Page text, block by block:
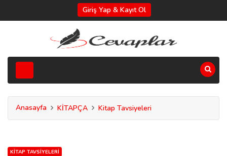
Giriş Yap & Kayıt Ol
Anasayfa KİTAPÇA Kitap Tavsiyeleri
KITAP TAVSIYELERI